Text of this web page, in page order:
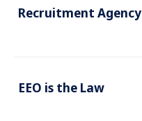
Recruitment Agency
EEO is the Law